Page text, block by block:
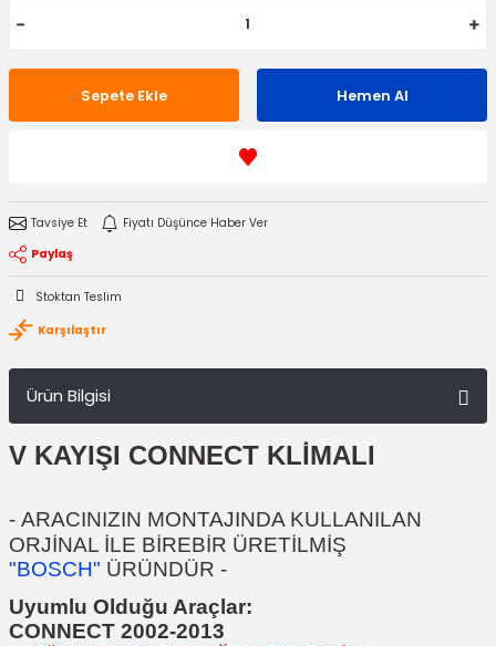
Sepete Ekle Hemen Al
Tavsiye Et
Fiyatı Düşünce Haber Ver
Paylaş
Stoktan Teslim
Karşılaştır
Ürün Bilgisi
V KAYIŞI CONNECT KLİMALI
- ARACINIZIN MONTAJINDA KULLANILAN
ORJİNAL İLE BİREBİR ÜRETİLMİŞ
"BOSCH" ÜRÜNDÜR -
Uyumlu Olduğu Araçlar:
CONNECT 2002-2013